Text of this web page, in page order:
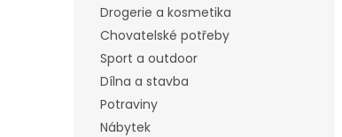
Drogerie a kosmetika
Chovatelské potřeby
Sport a outdoor
Dílna a stavba
Potraviny
Nábytek